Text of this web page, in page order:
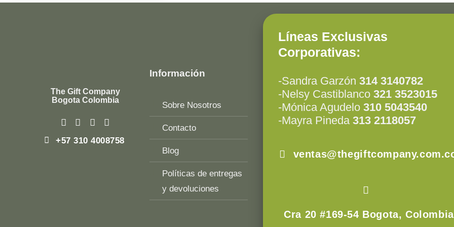
The Gift Company
Bogota Colombia
+57 310 4008758
Información
Sobre Nosotros
Contacto
Blog
Políticas de entregas
y devoluciones
Líneas Exclusivas
Corporativas:
-Sandra Garzón 314 3140782
-Nelsy Castiblanco 321 3523015
-Mónica Agudelo 310 5043540
-Mayra Pineda 313 2118057
Cra 20 #169-54 Bogota, Colombia